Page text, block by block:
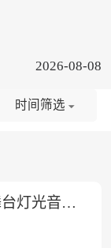
2026-08-08
菲律宾乐器及舞台灯光音响展览会
时间筛选